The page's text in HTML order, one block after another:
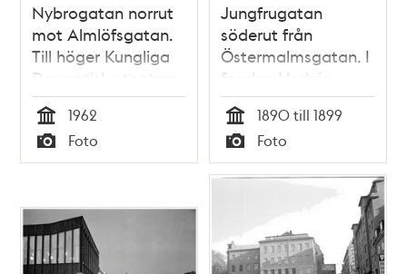
Nybrogatan norrut
mot Almlöfsgatan.
Till höger Kungliga
Dramatiska teatern
Tid
1962
Typ
Foto
Jungfrugatan
söderut från
Östermalmsgatan. I
fonden Hedvig
Eleonora kyrka
Tid
1890 till 1899
Typ
Foto